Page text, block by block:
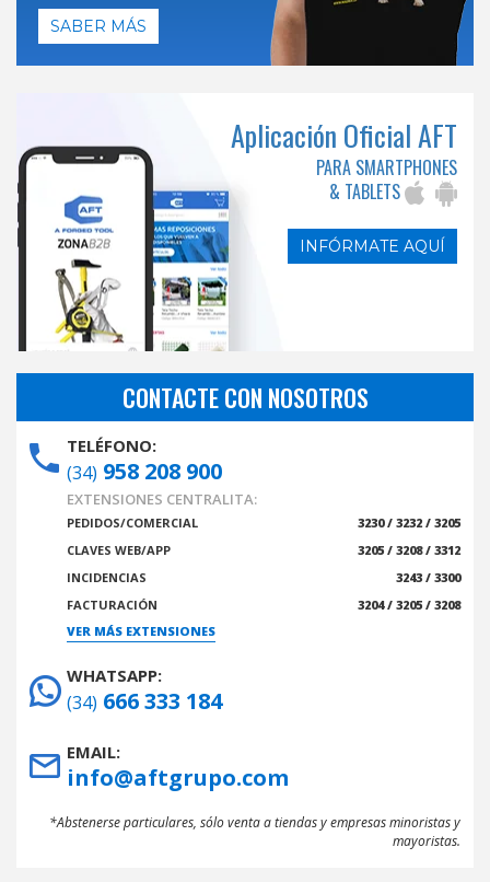
SABER MÁS
Aplicación Oficial AFT
PARA SMARTPHONES
& TABLETS
INFÓRMATE AQUÍ
CONTACTE CON NOSOTROS
TELÉFONO:
(34) 958 208 900
EXTENSIONES CENTRALITA:
PEDIDOS/COMERCIAL
3230 / 3232 / 3205
CLAVES WEB/APP
3205 / 3208 / 3312
INCIDENCIAS
3243 / 3300
FACTURACIÓN
3204 / 3205 / 3208
VER MÁS EXTENSIONES
WHATSAPP:
(34) 666 333 184
EMAIL:
info@aftgrupo.com
*Abstenerse particulares, sólo venta a tiendas y empresas minoristas y
mayoristas.